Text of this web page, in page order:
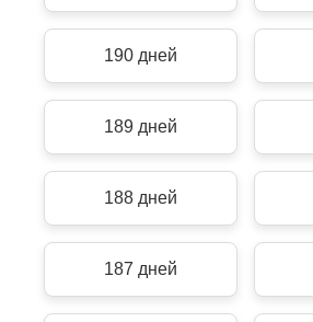
190 дней
189 дней
188 дней
187 дней